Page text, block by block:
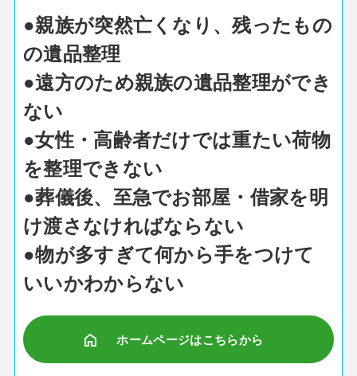
●親族が突然亡くなり、残ったもの
の遺品整理
●遠方のため親族の遺品整理ができ
ない
●女性・高齢者だけでは重たい荷物
を整理できない
●葬儀後、至急でお部屋・借家を明
け渡さなければならない
●物が多すぎて何から手をつけて
いいかわからない
home ホームページはこちらから